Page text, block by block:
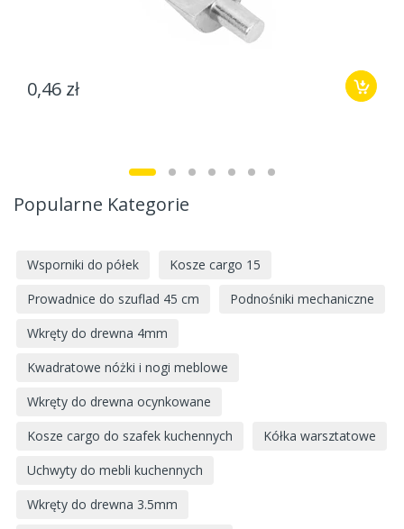
0,46 zł
Popularne Kategorie
Wsporniki do półek
Kosze cargo 15
Prowadnice do szuflad 45 cm
Podnośniki mechaniczne
Wkręty do drewna 4mm
Kwadratowe nóżki i nogi meblowe
Wkręty do drewna ocynkowane
Kosze cargo do szafek kuchennych
Kółka warsztatowe
Uchwyty do mebli kuchennych
Wkręty do drewna 3.5mm